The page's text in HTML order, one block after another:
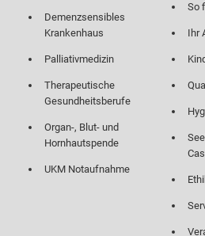
Demenzsensibles
Krankenhaus
Palliativmedizin
Therapeutische
Gesundheitsberufe
Organ-, Blut- und
Hornhautspende
UKM Notaufnahme
So
Ihr